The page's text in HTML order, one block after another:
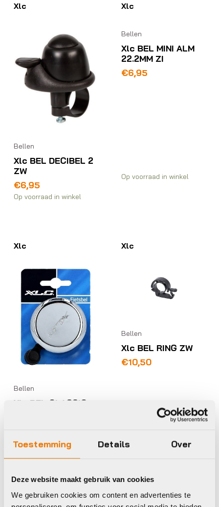
Toestemming Details Over
Deze website maakt gebruik van cookies
We gebruiken cookies om content en advertenties te
Xlc
Bellen
Xlc BEL DECIBEL 2
ZW
€6,95
Op voorraad in winkel
Xlc
Bellen
Xlc BEL MINI ALM
22.2MM ZI
€6,95
Op voorraad in winkel
Xlc
Bellen
Xlc BEL CLASSIC
Op voorraad in winkel
Xlc
Bellen
Xlc BEL RING ZW
€10,50
Op voorraad in winkel